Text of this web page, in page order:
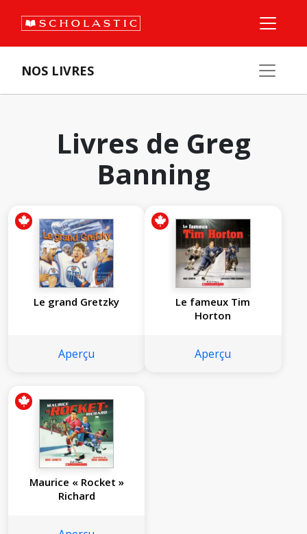
NOS LIVRES
Livres de Greg
Banning
Le grand Gretzky
Aperçu
Le fameux Tim
Horton
Aperçu
Maurice « Rocket »
Richard